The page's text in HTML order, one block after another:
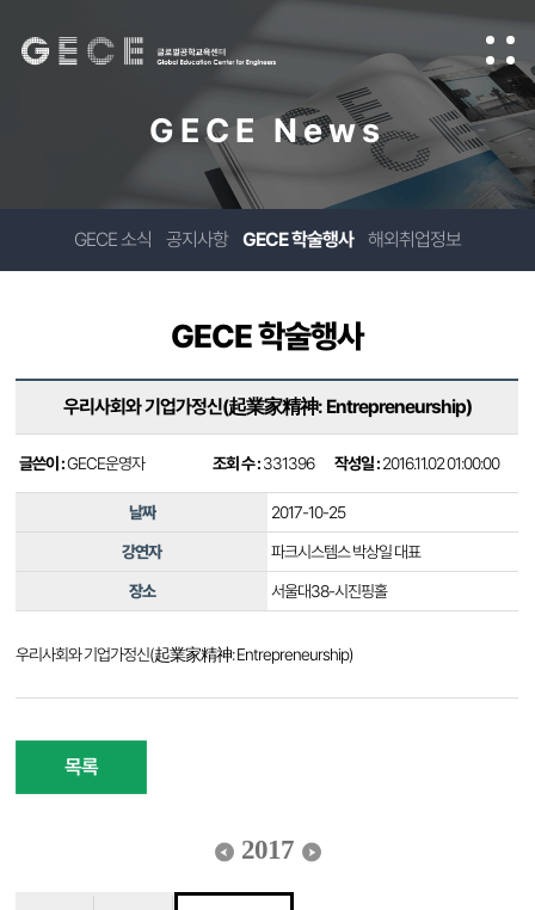
GECE News
GECE 소식 공지사항 GECE 학술행사 해외취업정보
GECE 학술행사
우리사회와 기업가정신(起業家精神: Entrepreneurship)
글쓴이 :GECE운영자 조회 수 :331396 작성일 :2016.11.02 01:00:00
날짜 2017-10-25
강연자 파크시스템스 박상일 대표
장소 서울대38-시진핑홀
우리사회와 기업가정신(起業家精神: Entrepreneurship)
목록
2017